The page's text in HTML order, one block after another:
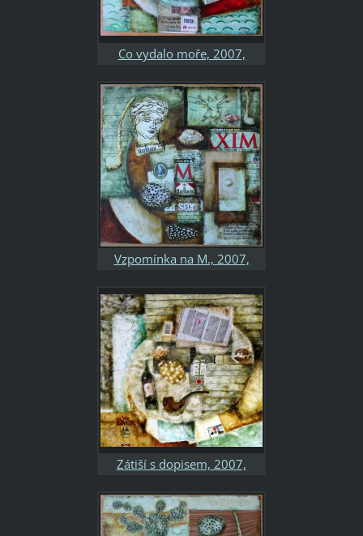
Co vydalo moře, 2007,
technika, papír
Vzpomínka na M., 2007,
technika, papír, soukromá
sbírka
Zátiší s dopisem, 2007,
technika, papír, soukromá
sbírka